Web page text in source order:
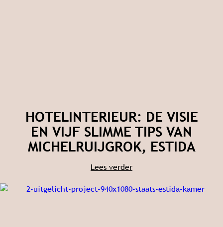
HOTELINTERIEUR: DE VISIE
EN VIJF SLIMME TIPS VAN
MICHELRUIJGROK, ESTIDA
Lees verder